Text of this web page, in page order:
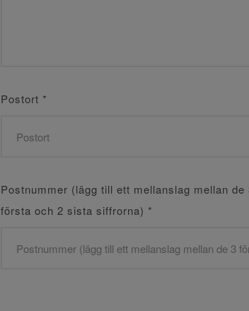
Postort *
Postnummer (lägg till ett mellanslag mellan de
första och 2 sista siffrorna) *